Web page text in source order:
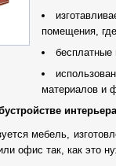
помещения,
бесплатные
материалов и
интерьера
мебель,
офис так, как это